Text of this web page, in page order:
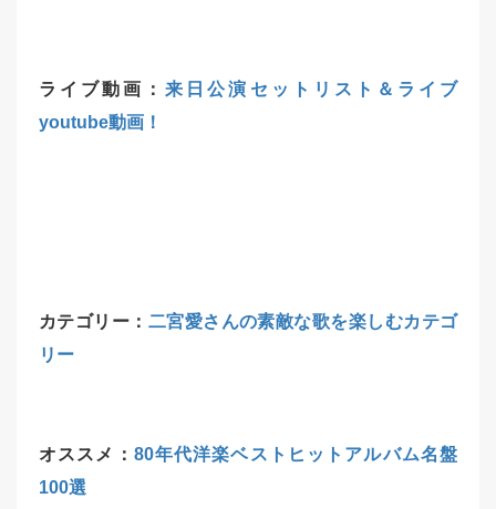
ライブ動画：来日公演セットリスト＆ライブ
youtube動画！
カテゴリー： 二宮愛さんの素敵な歌を楽しむカテゴ
リー
オススメ： 80年代洋楽ベストヒットアルバム名盤
100選